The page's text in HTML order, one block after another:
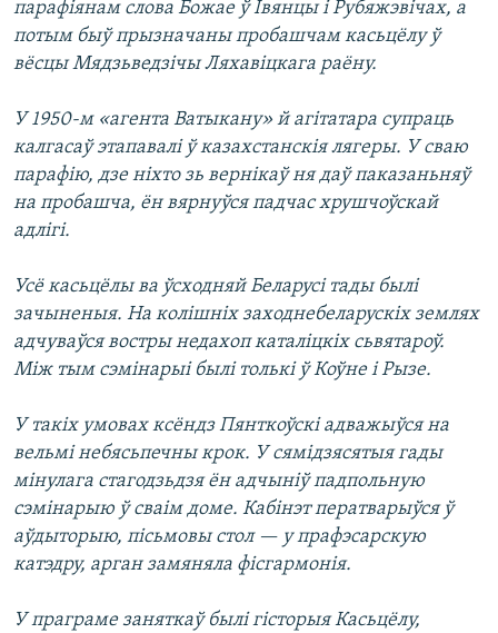
парафіянам слова Божае ў Івянцы і Рубяжэвічах, а
потым быў прызначаны пробашчам касьцёлу ў
вёсцы Мядзьведзічы Ляхавіцкага раёну.
У 1950-м «агента Ватыкану» й агітатара супраць
калгасаў этапавалі ў казахстанскія лягеры. У сваю
парафію, дзе ніхто зь вернікаў ня даў паказаньняў
на пробашча, ён вярнуўся падчас хрушчоўскай
адлігі.
Усё касьцёлы ва ўсходняй Беларусі тады былі
зачыненыя. На колішніх заходнебеларускіх землях
адчуваўся востры недахоп каталіцкіх сьвятароў.
Між тым сэмінарыі былі толькі ў Коўне і Рызе.
У такіх умовах ксёндз Пянткоўскі адважыўся на
вельмі небясьпечны крок. У сямідзясятыя гады
мінулага стагодзьдзя ён адчыніў падпольную
сэмінарыю ў сваім доме. Кабінэт ператварыўся ў
аўдыторыю, пісьмовы стол — у прафэсарскую
катэдру, арган замяняла фісгармонія.
У праграме заняткаў былі гісторыя Касьцёлу,